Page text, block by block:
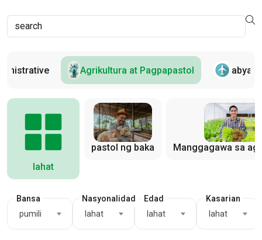
Agrikultura at Pagpapastol
lahat
pastol ng baka Manggagawa sa
Bansa
pumili
Nasyonalidad
lahat
Edad
lahat
Kasarian
lahat